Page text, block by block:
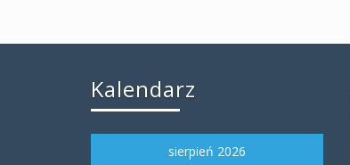
Kalendarz
sierpień 2026